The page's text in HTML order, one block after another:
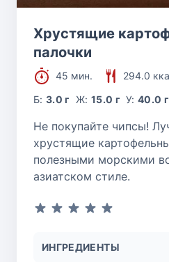
Хрустящие
палочки
45 мин.
294.0
Б:3.0 г Ж: 15.0 г У:40.0 г
Не покупайте чипсы!
хрустящие
полезными морскими
азиатском стиле.
ИНГРЕДИЕНТЫ